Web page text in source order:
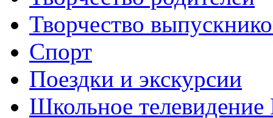
Творчество
Спорт
Поездки и экскурсии
Школьное